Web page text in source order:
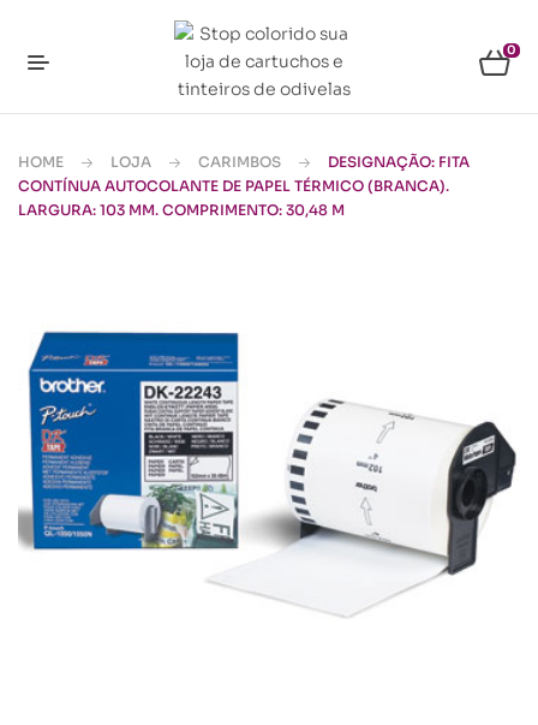
0
HOME LOJA CARIMBOS
DESIGNAÇÃO: FITA
CONTÍNUA AUTOCOLANTE DE PAPEL TÉRMICO (BRANCA).
LARGURA: 103 MM. COMPRIMENTO: 30,48 M